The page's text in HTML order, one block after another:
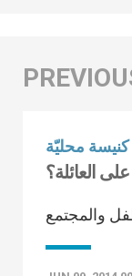
كنيسة محليّة
العائلة؟
والمجتمع